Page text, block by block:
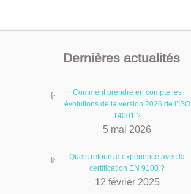
Dernières actualités
Comment prendre en compte les
évolutions de la version 2026 de l’ISO
14001 ?
5 mai 2026
Quels retours d’expérience avec la
certification EN 9100 ?
12 février 2025